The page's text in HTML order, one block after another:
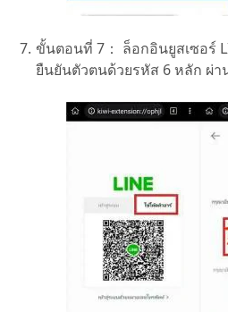
ขั้นตอนที่ 7： ล็อกอินยูสเซอร์
ยืนยันตัวตนด้วยรหัส 6 หลัก ผ่